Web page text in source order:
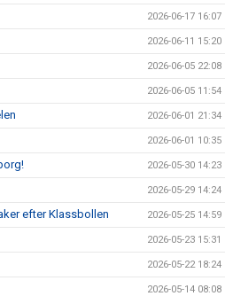
2026-06-17 16:07
2026-06-11 15:20
2026-06-05 22:08
2026-06-05 11:54
2026-06-01 21:34
2026-06-01 10:35
2026-05-30 14:23
2026-05-29 14:24
efter Klassbollen 2026-05-25 14:59
2026-05-23 15:31
2026-05-22 18:24
2026-05-14 08:08